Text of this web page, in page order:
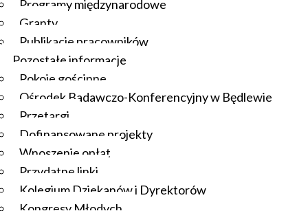
Programy międzynarodowe
Granty
Publikacje pracowników
Pozostałe informacje
Pokoje gościnne
Ośrodek Badawczo-Konferencyjny w Będlewie
Przetargi
Dofinansowane projekty
Wnoszenie opłat
Przydatne linki
Kolegium Dziekanów i Dyrektorów